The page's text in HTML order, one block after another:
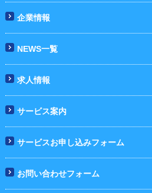
企業情報
NEWS一覧
求人情報
サービス案内
サービスお申し込みフォーム
お問い合わせフォーム